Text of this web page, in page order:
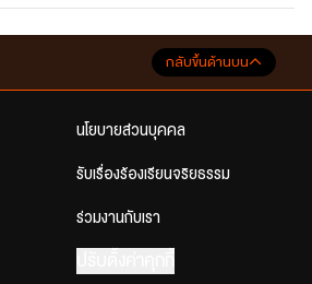
กลับขึ้นด้านบน
นโยบายส่วนบุคคล
รับเรื่องร้องเรียนจริยธรรม
ร่วมงานกับเรา